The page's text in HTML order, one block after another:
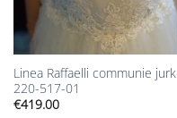
Linea Raffaelli communie jurk
220-517-01
€419.00